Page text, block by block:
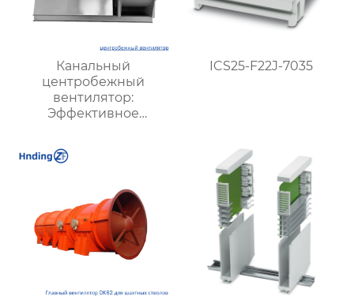
Канальный
центробежный
вентилятор:
Эффективное
кондиционирования
ICS25-F22J-7035